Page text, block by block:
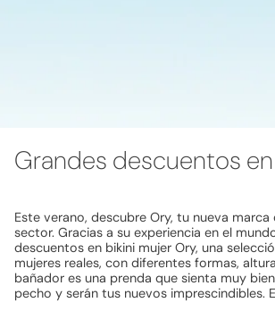
Grandes descuentos
Este verano, descubre Ory, tu nueva
sector. Gracias a su experiencia en el
descuentos en bikini mujer Ory, una
mujeres reales, con diferentes formas,
bañador es una prenda que sienta muy
pecho y serán tus nuevos imprescindibles.